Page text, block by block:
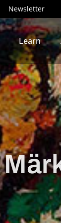
Newsletter
Learn